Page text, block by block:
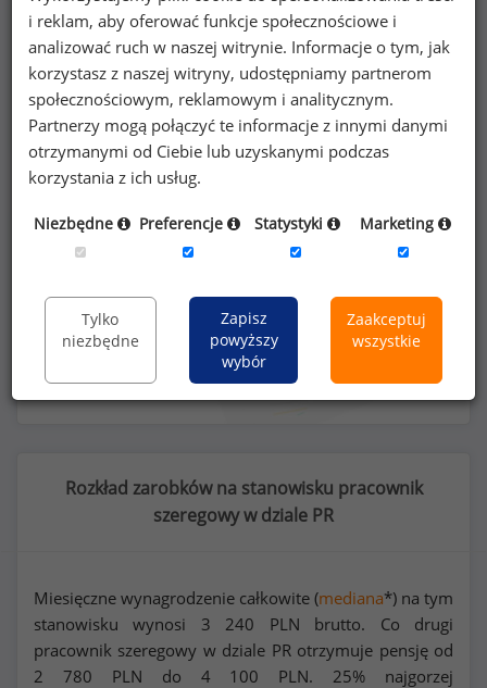
Kobiety
14
Mężczyźni
23
Szczegółowe dane o wynagrodzeniach na 840
portalu wynagrodzenia.pl
Dowiedz się więcej
Rozkład zarobków na stanowisku pracownik
szeregowy w dziale PR
Miesięczne wynagrodzenie całkowite (mediana*) na tym
stanowisku wynosi 3 240 PLN brutto. Co drugi
pracownik szeregowy w dziale PR otrzymuje pensję od
2 780 PLN do 4 100 PLN. 25% najgorzej
i reklam, aby oferować funkcje społecznościowe i
analizować ruch w naszej witrynie. Informacje o tym, jak
korzystasz z naszej witryny, udostępniamy partnerom
społecznościowym, reklamowym i analitycznym.
Partnerzy mogą połączyć te informacje z innymi danymi
otrzymanymi od Ciebie lub uzyskanymi podczas
korzystania z ich usług.
Niezbędne Preferencje Statystyki Marketing
Tylko
niezbędne
Zapisz
powyższy
wybór
Zaakceptuj
wszystkie